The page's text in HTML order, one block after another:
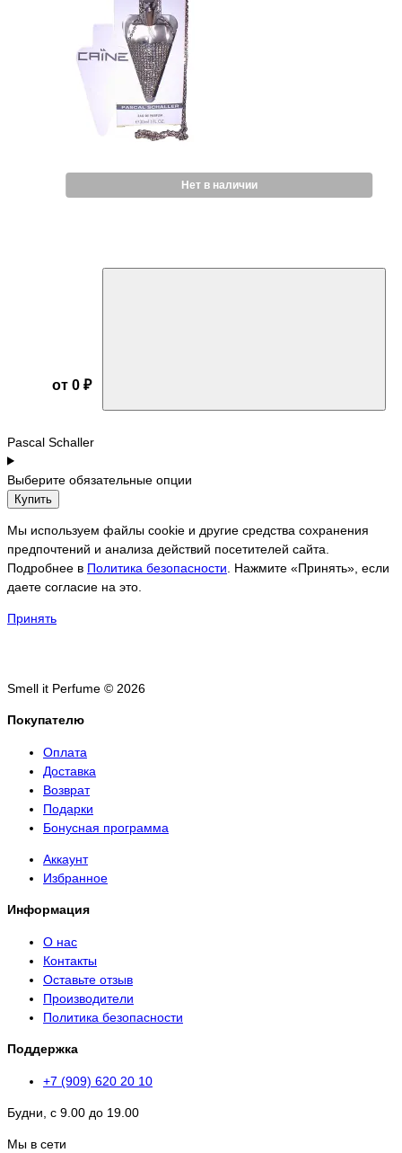
Нет в наличии
от 0 ₽
Pascal Schaller
Выберите обязательные опции
Купить
Мы используем файлы cookie и другие средства сохранения
предпочтений и анализа действий посетителей сайта.
Подробнее в Политика безопасности . Нажмите «Принять», если
даете согласие на это.
Принять
Smell it Perfume © 2026
Покупателю
Оплата
Доставка
Возврат
Подарки
Бонусная программа
Аккаунт
Избранное
Информация
О нас
Контакты
Оставьте отзыв
Производители
Политика безопасности
Поддержка
+7 (909) 620 20 10
Будни, с 9.00 до 19.00
Мы в сети